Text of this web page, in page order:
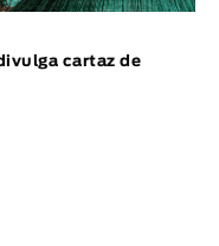
cartaz de